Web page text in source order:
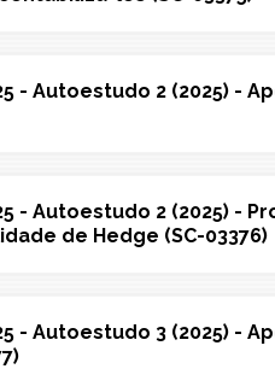
- Autoestudo 2 (2025) -
- Autoestudo 2 (2025) -
de Hedge (SC-03376)
- Autoestudo 3 (2025) -